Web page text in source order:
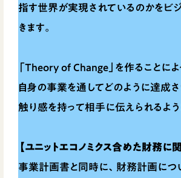
指す世界が実現されているのかをビ
きます。
「Theory of Change」を作ることに
自身の事業を通してどのように達成
触り感を持って相手に伝えられるよう
【ユニットエコノミクス含めた財務に
事業計画書と同時に、財務計画につ